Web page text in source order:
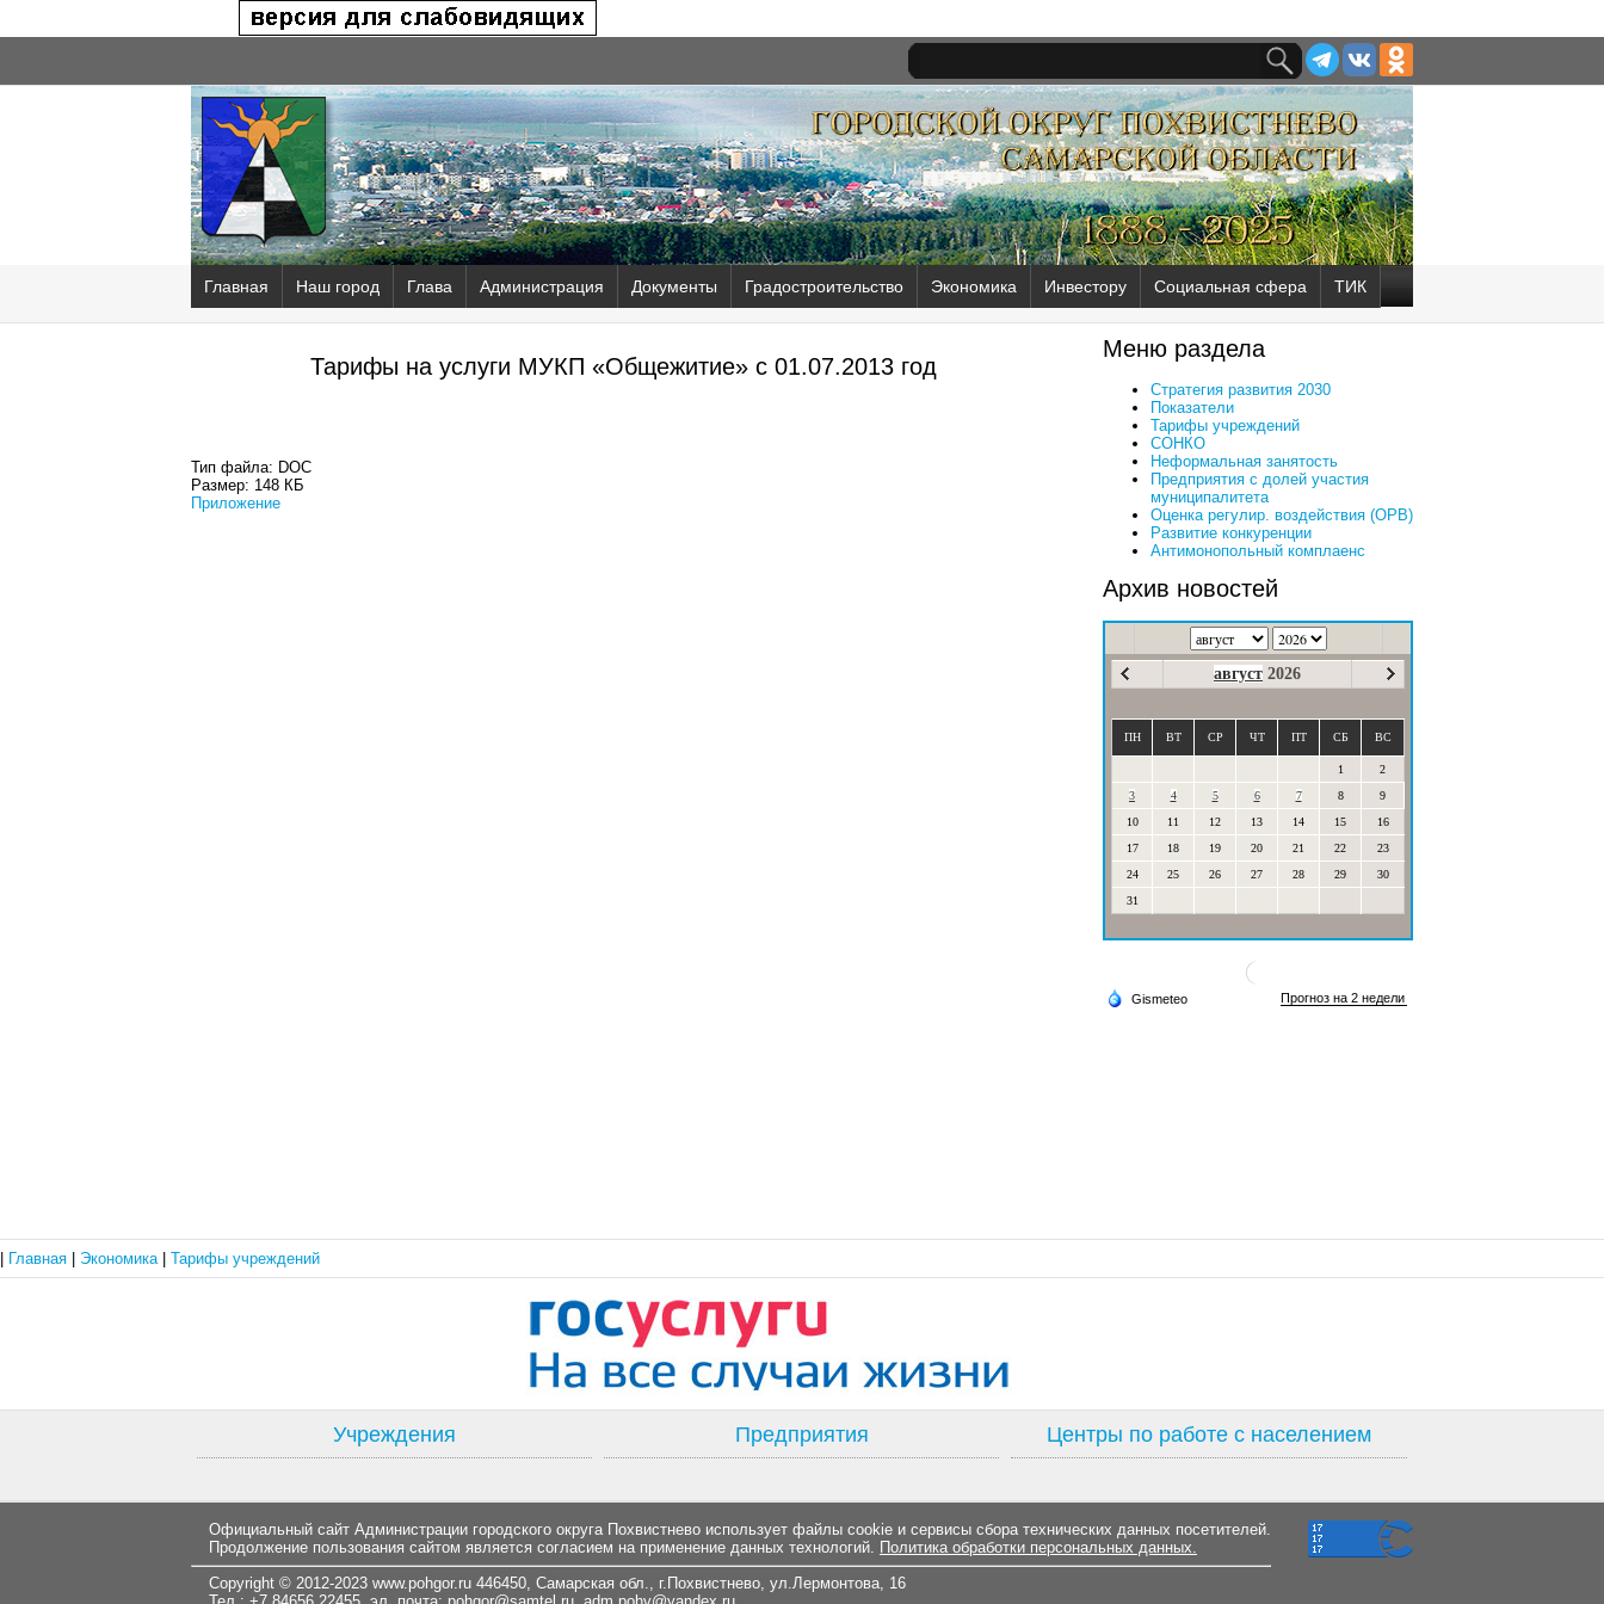
Главная Наш город Глава Администрация Документы Градостроительство Экономика Инвестору Социальная сфера ТИК
Тарифы на услуги МУКП «Общежитие» с 01.07.2013 год
Тип файла: DOC
Размер: 148 КБ
Приложение
Меню раздела
Стратегия развития 2030
Показатели
Тарифы учреждений
СОНКО
Неформальная занятость
Предприятия с долей участия
муниципалитета
Оценка регулир. воздействия (ОРВ)
Развитие конкуренции
Антимонопольный комплаенс
Архив новостей
август 2026
ПН ВТ СР ЧТ ПТ СБ ВС
1
2
3
4 5 6 7 8
9
10
11 12 13 14 15
16
17
18 19 20 21 22
23
24
25 26 27 28 29
30
31
Главная Экономика Тарифы учреждений
Учреждения Предприятия Центры по работе с населением
Официальный сайт Администрации городского округа Похвистнево использует файлы cookie и сервисы сбора технических данных посетителей.
Продолжение пользования сайтом является согласием на применение данных технологий. Политика обработки персональных данных.
Copyright © 2012-2023 www.pohgor.ru 446450, Самарская обл., г.Похвистнево, ул.Лермонтова, 16